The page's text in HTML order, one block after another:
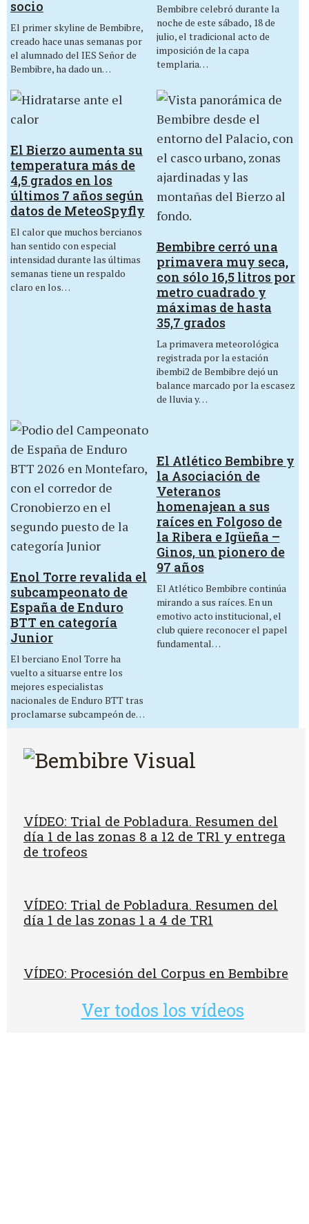
socio
El primer skyline de Bembibre,
creado hace unas semanas por
el alumnado del IES Señor de
Bembibre, ha dado un…
Bembibre celebró durante la
noche de este sábado, 18 de
julio, el tradicional acto de
imposición de la capa
templaria…
El Bierzo aumenta su
temperatura más de
4,5 grados en los
últimos 7 años según
datos de MeteoSpyfly
El calor que muchos bercianos
han sentido con especial
intensidad durante las últimas
semanas tiene un respaldo
claro en los…
Bembibre cerró una
primavera muy seca,
con sólo 16,5 litros por
metro cuadrado y
máximas de hasta
35,7 grados
La primavera meteorológica
registrada por la estación
ibembi2 de Bembibre dejó un
balance marcado por la escasez
de lluvia y…
Enol Torre revalida el
subcampeonato de
España de Enduro
BTT en categoría
Junior
El berciano Enol Torre ha
vuelto a situarse entre los
mejores especialistas
nacionales de Enduro BTT tras
proclamarse subcampeón de…
El Atlético Bembibre y
la Asociación de
Veteranos
homenajean a sus
raíces en Folgoso de
la Ribera e Igüeña –
Ginos, un pionero de
97 años
El Atlético Bembibre continúa
mirando a sus raíces. En un
emotivo acto institucional, el
club quiere reconocer el papel
fundamental…
VÍDEO: Trial de Pobladura. Resumen del
día 1 de las zonas 8 a 12 de TR1 y entrega
de trofeos
VÍDEO: Trial de Pobladura. Resumen del
día 1 de las zonas 1 a 4 de TR1
VÍDEO: Procesión del Corpus en Bembibre
Ver todos los vídeos